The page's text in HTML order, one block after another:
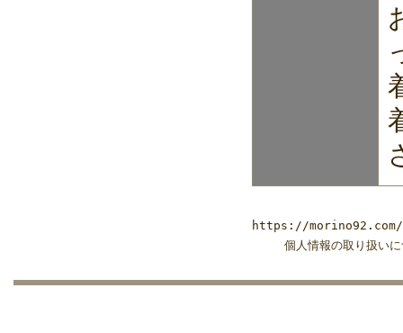
https://
個人情報の取り扱い